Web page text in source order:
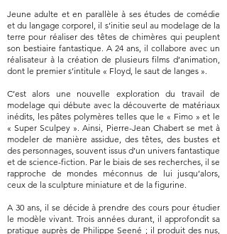
Jeune adulte et en parallèle à ses études de comédie
et du langage corporel, il s’initie seul au modelage de la
terre pour réaliser des têtes de chimères qui peuplent
son bestiaire fantastique. A 24 ans, il collabore avec un
réalisateur à la création de plusieurs films d’animation,
dont le premier s’intitule « Floyd, le saut de langes ».
C’est alors une nouvelle exploration du travail de
modelage qui débute avec la découverte de matériaux
inédits, les pâtes polymères telles que le « Fimo » et le
« Super Sculpey ». Ainsi, Pierre-Jean Chabert se met à
modeler de manière assidue, des têtes, des bustes et
des personnages, souvent issus d’un univers fantastique
et de science-fiction. Par le biais de ses recherches, il se
rapproche de mondes méconnus de lui jusqu’alors,
ceux de la sculpture miniature et de la figurine.
A 30 ans, il se décide à prendre des cours pour étudier
le modèle vivant. Trois années durant, il approfondit sa
pratique auprès de Philippe Seené ; il produit des nus,